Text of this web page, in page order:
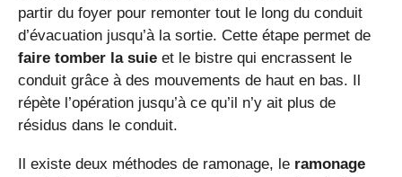
partir du foyer pour remonter tout le long du conduit
d’évacuation jusqu’à la sortie. Cette étape permet de
faire tomber la suie et le bistre qui encrassent le
conduit grâce à des mouvements de haut en bas. Il
répète l’opération jusqu’à ce qu’il n’y ait plus de
résidus dans le conduit.
Il existe deux méthodes de ramonage, le ramonage